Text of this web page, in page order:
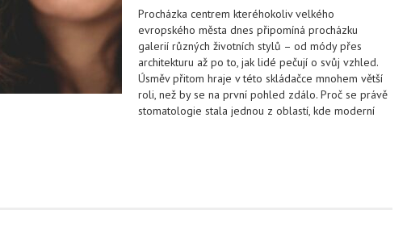
Procházka centrem kteréhokoliv velkého
evropského města dnes připomíná procházku
galerií různých životních stylů – od módy přes
architekturu až po to, jak lidé pečují o svůj vzhled.
Úsměv přitom hraje v této skládačce mnohem větší
roli, než by se na první pohled zdálo. Proč se právě
stomatologie stala jednou z oblastí, kde moderní